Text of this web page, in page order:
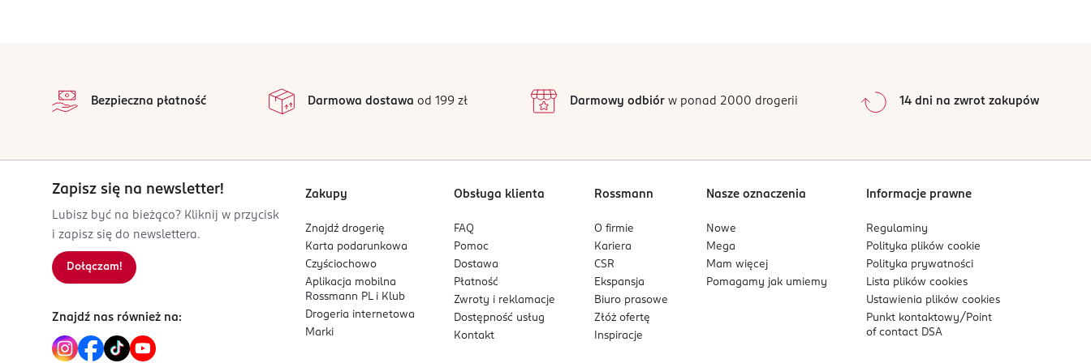
2
1
0%
Sortowanie wgdata: od najnowszej
Bezpieczna płatność Darmowa dostawa od 199 zł Darmowy odbiórw ponad 2000 drogerii 14 dni na zwrot zakupów
Zapisz się na newsletter!
Lubisz być na bieżąco? Kliknij w przycisk
i zapisz się do newslettera.
Dołączam!
Znajdź nas również na:
Zakupy
Znajdź drogerię
Karta podarunkowa
Czyściochowo
Aplikacja mobilna
Rossmann PL i Klub
Drogeria internetowa
Marki
Obsługa klienta
FAQ
Pomoc
Dostawa
Płatność
Zwroty i reklamacje
Dostępność usług
Kontakt
Rossmann
O firmie
Kariera
CSR
Ekspansja
Biuro prasowe
Złóż ofertę
Inspiracje
Nasze oznaczenia
Nowe
Mega
Mam więcej
Pomagamy jak umiemy
Informacje prawne
Regulaminy
Polityka plikówcookie
Polityka prywatności
Lista plikówcookies
Ustawienia plikówcookies
Punkt kontaktowy/ Point
of contact DSA